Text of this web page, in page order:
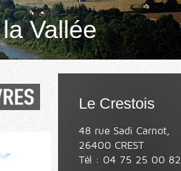
Vallée
Le Crestois
48 rue Sadi Carnot,
26400 CREST
Tél : 04 75 25 00 82